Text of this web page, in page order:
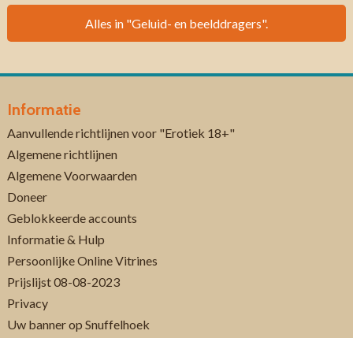
Alles in "Geluid- en beelddragers".
Informatie
Aanvullende richtlijnen voor "Erotiek 18+"
Algemene richtlijnen
Algemene Voorwaarden
Doneer
Geblokkeerde accounts
Informatie & Hulp
Persoonlijke Online Vitrines
Prijslijst 08-08-2023
Privacy
Uw banner op Snuffelhoek